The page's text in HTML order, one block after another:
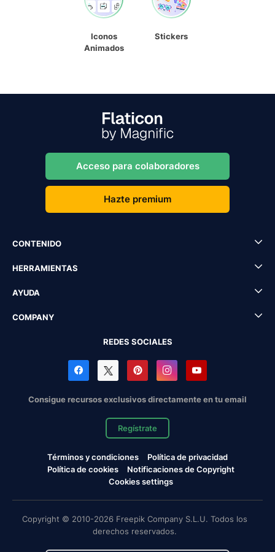
Iconos
Animados
Stickers
Acceso para colaboradores
Hazte premium
CONTENIDO
HERRAMIENTAS
AYUDA
COMPANY
REDES SOCIALES
Consigue recursos exclusivos directamente en tu email
Regístrate
Términos y condiciones
Política de privacidad
Política de cookies
Notificaciones de Copyright
Cookies settings
Copyright © 2010-2026 Freepik Company S.L.U. Todos los
derechos reservados.